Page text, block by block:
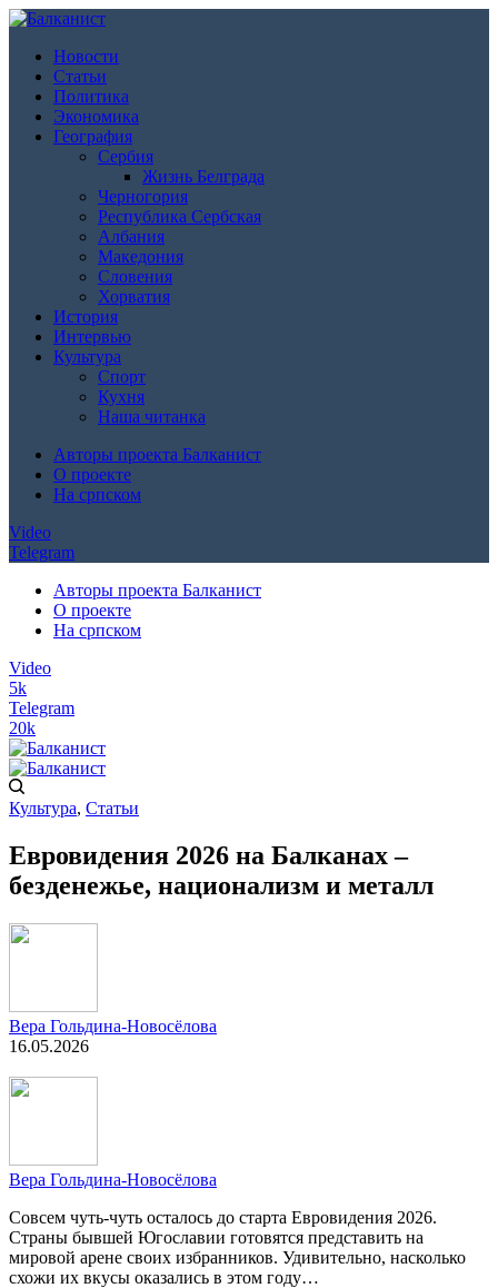
Новости
Статьи
Политика
Экономика
География
Сербия
Жизнь Белграда
Черногория
Республика Сербская
Албания
Македония
Словения
Хорватия
История
Интервью
Культура
Спорт
Кухня
Наша читанка
Авторы проекта Балканист
О проекте
На српском
Video
Telegram
Авторы проекта Балканист
О проекте
На српском
Video
5k
Telegram
20k
Культура, Статьи
Евровидения 2026 на Балканах –
безденежье, национализм и металл
Вера Гольдина-Новосёлова
16.05.2026
Вера Гольдина-Новосёлова
Совсем чуть-чуть осталось до старта Евровидения 2026.
Страны бывшей Югославии готовятся представить на
мировой арене своих избранников. Удивительно, насколько
схожи их вкусы оказались в этом году…